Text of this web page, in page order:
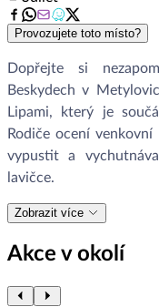
Provozujete toto místo?
Dopřejte si
Beskydech v
Lipami, který je
Rodiče ocení venkovní
vypustit a
lavičce.
Zobrazit více
Akce v okolí